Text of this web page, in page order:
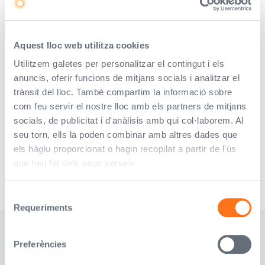
Aquest lloc web utilitza cookies
Utilitzem galetes per personalitzar el contingut i els
anuncis, oferir funcions de mitjans socials i analitzar el
trànsit del lloc. També compartim la informació sobre
com feu servir el nostre lloc amb els partners de mitjans
socials, de publicitat i d'anàlisis amb qui col·laborem. Al
seu torn, ells la poden combinar amb altres dades que
els hàgiu proporcionat o hagin recopilat a partir de l'ús
que heu fet dels seus serveis.
Requeriments
Preferències
Diga'ns el teu telèfon i et